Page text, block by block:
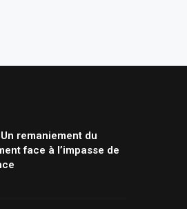
Un remaniement du
face à l’impasse de